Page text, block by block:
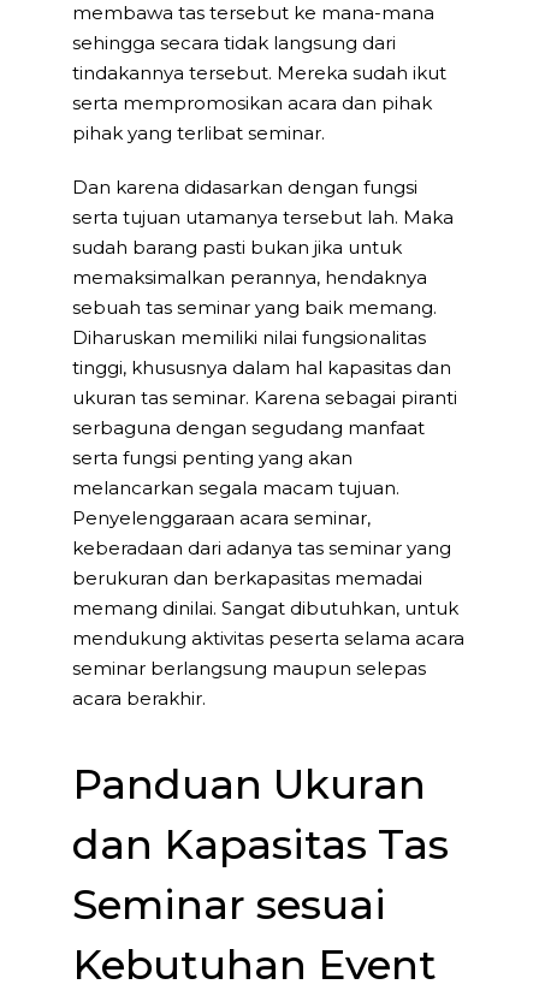
membawa tas tersebut ke mana-mana
sehingga secara tidak langsung dari
tindakannya tersebut. Mereka sudah ikut
serta mempromosikan acara dan pihak
pihak yang terlibat seminar.
Dan karena didasarkan dengan fungsi
serta tujuan utamanya tersebut lah. Maka
sudah barang pasti bukan jika untuk
memaksimalkan perannya, hendaknya
sebuah tas seminar yang baik memang.
Diharuskan memiliki nilai fungsionalitas
tinggi, khususnya dalam hal kapasitas dan
ukuran tas seminar. Karena sebagai piranti
serbaguna dengan segudang manfaat
serta fungsi penting yang akan
melancarkan segala macam tujuan.
Penyelenggaraan acara seminar,
keberadaan dari adanya tas seminar yang
berukuran dan berkapasitas memadai
memang dinilai. Sangat dibutuhkan, untuk
mendukung aktivitas peserta selama acara
seminar berlangsung maupun selepas
acara berakhir.
Panduan Ukuran
dan Kapasitas Tas
Seminar sesuai
Kebutuhan Event